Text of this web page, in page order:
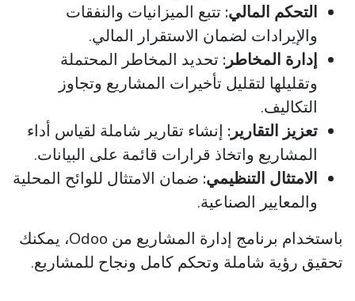
التحكم المالي: تتبع الميزانيات والنفقات
والإيرادات لضمان الاستقرار المالي.
إدارة المخاطر: تحديد المخاطر المحتملة
وتقليلها لتقليل تأخيرات المشاريع وتجاوز
التكاليف.
تعزيز التقارير: إنشاء تقارير شاملة لقياس أداء
المشاريع واتخاذ قرارات قائمة على البيانات.
الامتثال التنظيمي: ضمان الامتثال للوائح المحلية
والمعايير الصناعية.
باستخدام برنامج إدارة المشاريع من Odoo، يمكنك
تحقيق رؤية شاملة وتحكم كامل ونجاح للمشاريع.